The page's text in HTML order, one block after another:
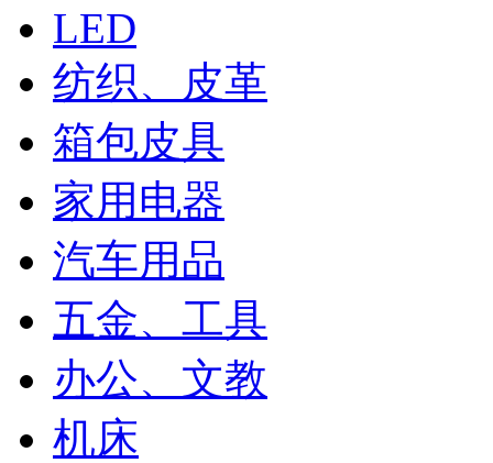
LED
纺织、皮革
箱包皮具
家用电器
汽车用品
五金、工具
办公、文教
机床